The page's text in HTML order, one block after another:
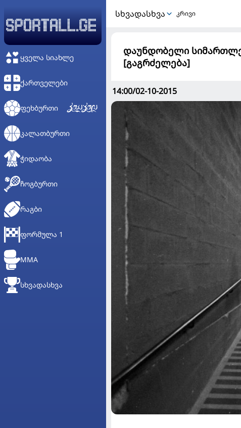
ᲧᲕᲔᲚᲐ ᲡᲘᲐᲮᲚᲔ
ᲥᲐᲠᲗᲕᲔᲚᲔᲑᲘ
ᲤᲔᲮᲑᲣᲠᲗᲘ
ᲙᲐᲚᲐᲗᲑᲣᲠᲗᲘ
ᲭᲘᲓᲐᲝᲑᲐ
ᲩᲝᲒᲑᲣᲠᲗᲘ
ᲠᲐᲒᲑᲘ
ᲤᲝᲠᲛᲣᲚᲐ 1
MMA
ᲡᲮᲕᲐᲓᲐᲡᲮᲕᲐ
ᲡᲮᲕᲐᲓᲐᲡᲮᲕᲐ კრივი
დაუნდობელი სიმართლე
[გაგრძელება]
14:00/02-10-2015